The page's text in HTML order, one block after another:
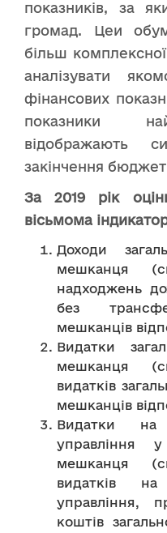
показників, за
громад. Цеи
більш комплексної
аналізувати
фінансових
показники
відображають
закінчення
За 2019 рік
вісьмома
Доходи
мешканця
надходжень
без
мешканців
Видатки
мешканця
видатків
мешканців
Видатки на
управління
мешканця
видатків
управління,
коштів